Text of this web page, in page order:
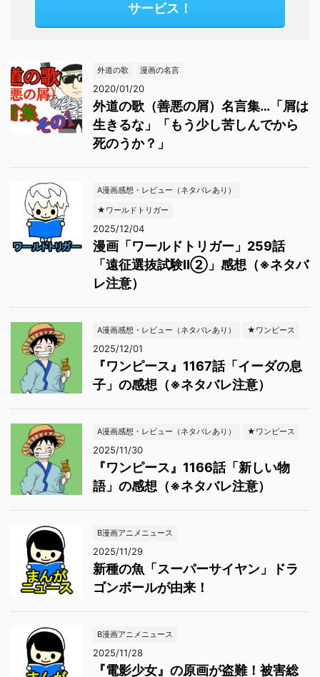
サービス！
外道の歌 漫画の名言
2020/01/20
外道の歌（善悪の屑）名言集…「屑は
生きるな」「もう少し苦しんでから
死のうか？」
A漫画感想・レビュー（ネタバレあり）
★ワールドトリガー
2025/12/04
漫画「ワールドトリガー」259話
「遠征選抜試験Ⅱ②」感想（※ネタバ
レ注意）
A漫画感想・レビュー（ネタバレあり） ★ワンピース
2025/12/01
『ワンピース』1167話「イーダの息
子」の感想（※ネタバレ注意）
A漫画感想・レビュー（ネタバレあり） ★ワンピース
2025/11/30
『ワンピース』1166話「新しい物
語」の感想（※ネタバレ注意）
B漫画アニメニュース
2025/11/29
新種の魚「スーパーサイヤン」ドラ
ゴンボールが由来！
B漫画アニメニュース
2025/11/28
『電影少女』の原画が盗難！被害総